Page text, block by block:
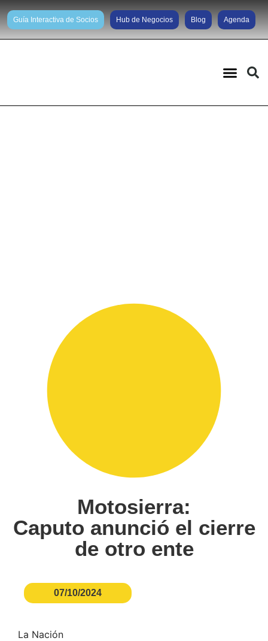
Guía Interactiva de Socios Hub de Negocios Blog Agenda
Motosierra:
Caputo anunció el cierre
de otro ente
07/10/2024
La Nación